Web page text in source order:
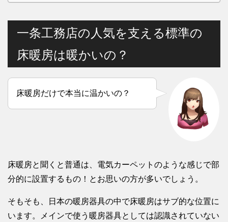
一条工務店の人気を支える標準の
床暖房は暖かいの？
床暖房だけで本当に温かいの？
床暖房と聞くと普通は、電気カーペットのような感じで部
分的に設置するもの！とお思いの方が多いでしょう。
そもそも、日本の暖房器具の中で床暖房はサブ的な位置に
います。メインで使う暖房器具としては認識されていない